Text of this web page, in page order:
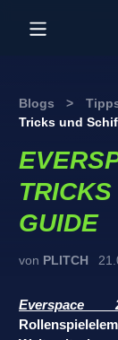
Blogs >
Tricks und
GUIDE
von PLITCH
Everspace